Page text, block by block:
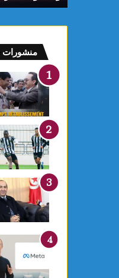
منشورات